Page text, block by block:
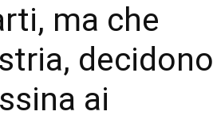
ma che
decidono
ai